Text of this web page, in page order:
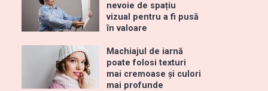
nevoie de spațiu
vizual pentru a fi pusă
în valoare
Machiajul de iarnă
poate folosi texturi
mai cremoase și culori
mai profunde